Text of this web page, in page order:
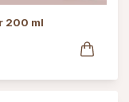
200 ml